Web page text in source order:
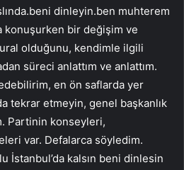
dinleyin.ben muhterem
konuşurken bir değişim ve
olduğunu, kendimle ilgili
süreci anlattım ve anlattım.
en ön saflarda yer
tekrar etmeyin, genel başkanlık
Partinin konseyleri,
var. Defalarca söyledim.
İstanbul’da kalsın beni dinlesin